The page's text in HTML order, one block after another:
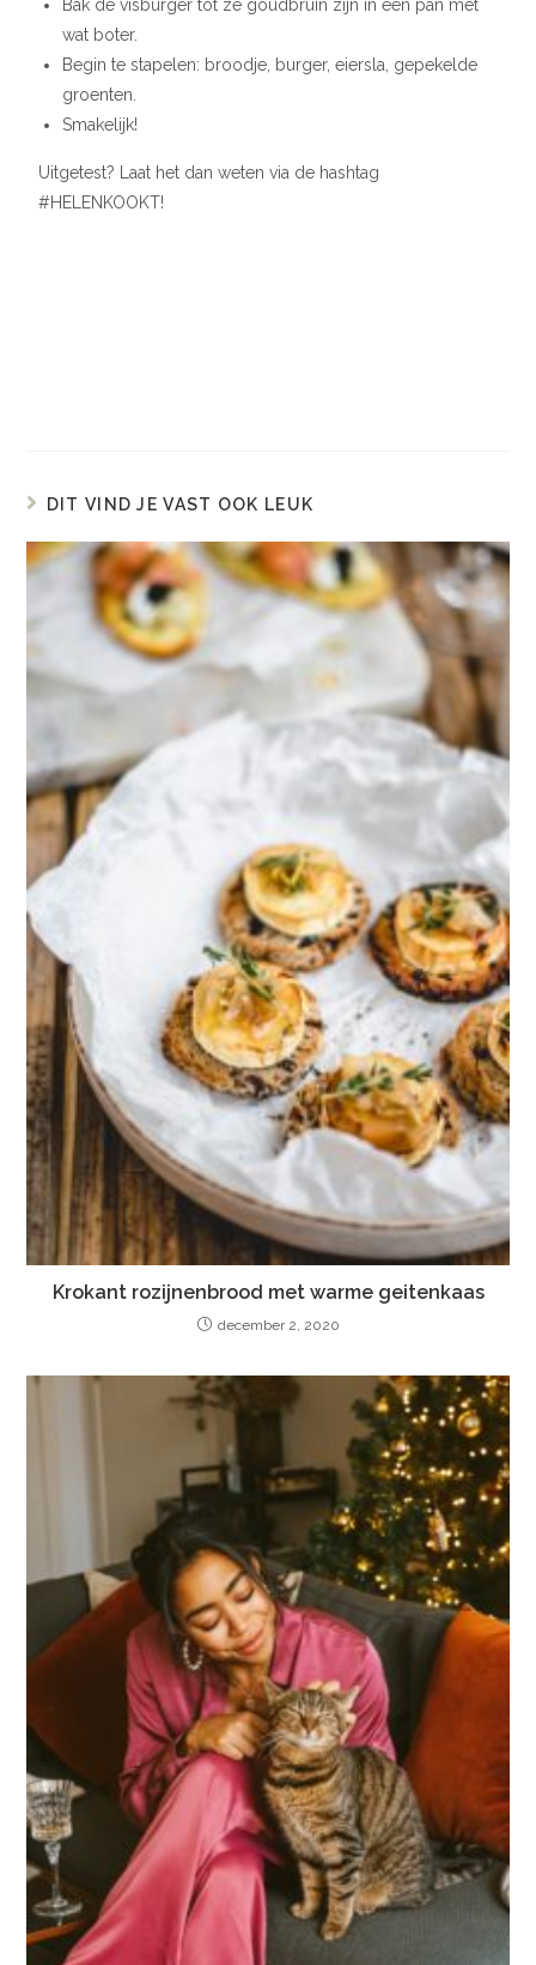
Bak de visburger tot ze goudbruin zijn in een pan met
wat boter.
Begin te stapelen: broodje, burger, eiersla, gepekelde
groenten.
Smakelijk!
Uitgetest? Laat het dan weten via de hashtag
#HELENKOOKT!
DIT VIND JE VAST OOK LEUK
Krokant rozijnenbrood met warme geitenkaas
december 2, 2020